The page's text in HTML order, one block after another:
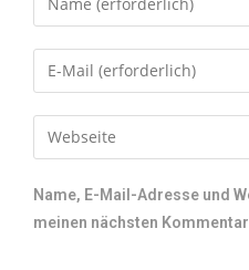
Name, E-Mail-Adresse und
meinen nächsten